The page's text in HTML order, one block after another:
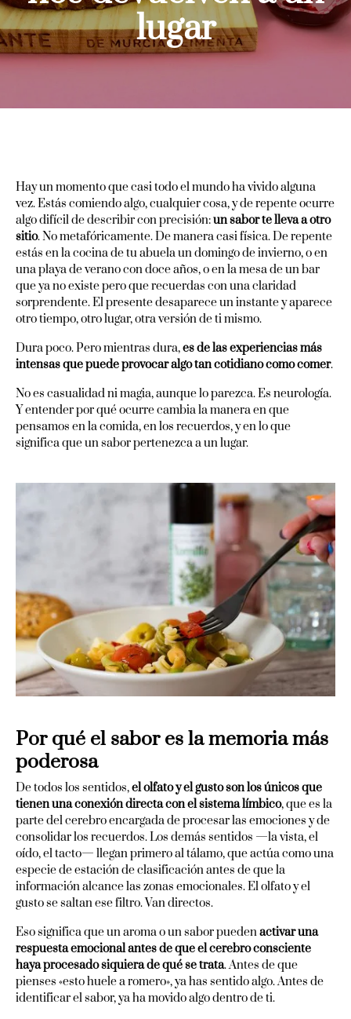
lugar
Hay un momento que casi todo el mundo ha vivido alguna
vez. Estás comiendo algo, cualquier cosa, y de repente ocurre
algo difícil de describir con precisión:un sabor te lleva a otro
sitio. No metafóricamente. De manera casi física. De repente
estás en la cocina de tu abuela un domingo de invierno, o en
una playa de verano con doce años, o en la mesa de un bar
que ya no existe pero que recuerdas con una claridad
sorprendente. El presente desaparece un instante y aparece
otro tiempo, otro lugar, otra versión de ti mismo.
Dura poco. Pero mientras dura,es de las experiencias más
intensas que puede provocar algo tan cotidiano como comer.
No es casualidad ni magia, aunque lo parezca. Es neurología.
Y entender por qué ocurre cambia la manera en que
pensamos en la comida, en los recuerdos, y en lo que
significa que un sabor pertenezca a un lugar.
Por qué el sabor es la memoria más
poderosa
De todos los sentidos,el olfato y el gusto son los únicos que
tienen una conexión directa con el sistema límbico, que es la
parte del cerebro encargada de procesar las emociones y de
consolidar los recuerdos. Los demás sentidos —la vista, el
oído, el tacto— llegan primero al tálamo, que actúa como una
especie de estación de clasificación antes de que la
información alcance las zonas emocionales. El olfato y el
gusto se saltan ese filtro. Van directos.
Eso significa que un aroma o un sabor puedenactivar una
respuesta emocional antes de que el cerebro consciente
haya procesado siquiera de qué se trata. Antes de que
pienses «esto huele a romero», ya has sentido algo. Antes de
identificar el sabor, ya ha movido algo dentro de ti.